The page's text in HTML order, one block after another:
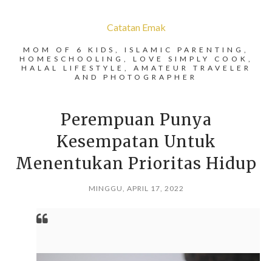
Catatan Emak
MOM OF 6 KIDS, ISLAMIC PARENTING,
HOMESCHOOLING, LOVE SIMPLY COOK,
HALAL LIFESTYLE, AMATEUR TRAVELER
AND PHOTOGRAPHER
Perempuan Punya
Kesempatan Untuk
Menentukan Prioritas Hidup
MINGGU, APRIL 17, 2022